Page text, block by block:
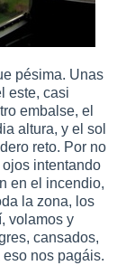
pésima. Unas
este, casi
embalse, el
altura, y el sol
reto. Por no
intentando
en el incendio,
la zona, los
volamos y
cansados,
nos pagáis.